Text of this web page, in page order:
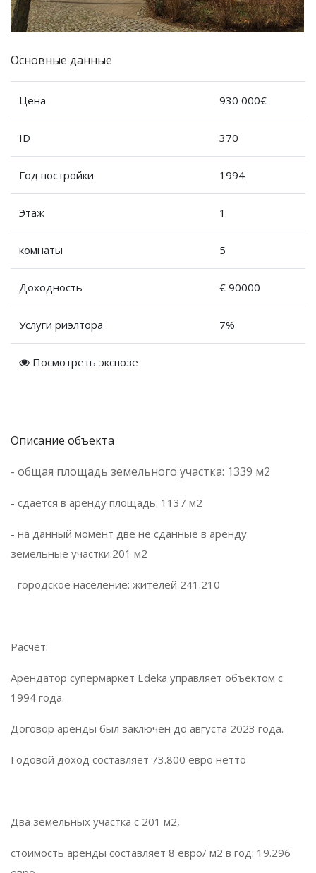
Основные данные
Цена 930 000€
ID 370
Год постройки 1994
Этаж 1
комнаты 5
Доходность € 90000
Услуги риэлтора 7%
Посмотреть экспозе
Описание объекта
- общая площадь земельного участка: 1339 м2
- сдается в аренду площадь: 1137 м2
- на данный момент две не сданные в аренду
земельные участки:201 м2
- городское население: жителей 241.210
Расчет:
Арендатор супермаркет Edeka управляет объектом с
1994 года.
Договор аренды был заключен до августа 2023 года.
Годовой доход составляет 73.800 евро нетто
Два земельных участка с 201 м2,
стоимость аренды составляет 8 евро/ м2 в год: 19.296